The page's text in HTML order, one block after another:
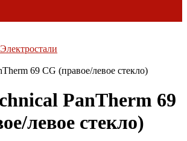
69 CG (правое/левое стекло)
PanTherm 69
левое стекло)